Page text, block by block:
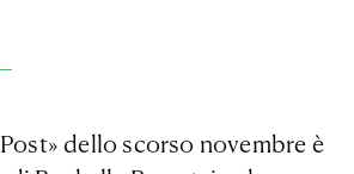
dello scorso novembre è